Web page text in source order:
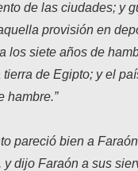
de las ciudades; y
provisión en
los siete años de
tierra de Egipto; y el
hambre.”
pareció bien a
y dijo Faraón a sus